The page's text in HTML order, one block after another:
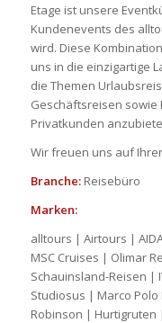
Etage ist unsere
Kundenevents des
wird. Diese
uns in die einzigartige
die Themen
Geschäftsreisen sowie
Privatkunden
Wir freuen uns auf
Branche:Reisebüro
Marken:
alltours | Airtours |
MSC Cruises | Olimar
Schauinsland-Reisen |
Studiosus | Marco
Robinson |